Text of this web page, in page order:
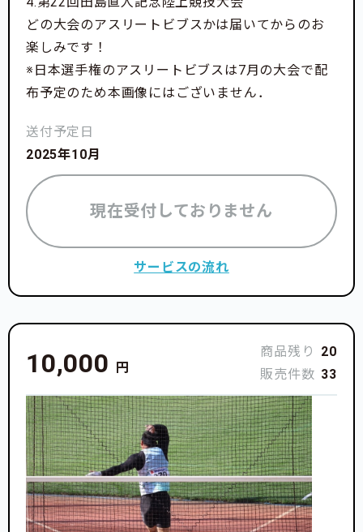
どの大会のアスリートビブスかは届いてからのお
楽しみです！
※日本選手権のアスリートビブスは7月の大会で配
布予定のため本画像にはございません．
送付予定日
2025年10月
現在受付しておりません
サービスの流れ
10,000 円
商品残り
20
販売件数 33